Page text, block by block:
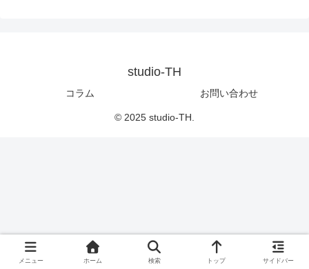
studio-TH
コラム お問い合わせ
© 2025 studio-TH.
メニュー ホーム 検索 トップ サイドバー